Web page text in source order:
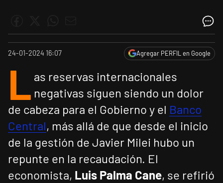
24-01-2024 16:07 Agregar PERFIL en Google
L as reservas internacionales
negativas siguen siendo un dolor
de cabeza para el Gobierno y el Banco
Central, más allá de que desde el inicio
de la gestión de Javier Milei hubo un
repunte en la recaudación. El
economista, Luis Palma Cane, se refirió